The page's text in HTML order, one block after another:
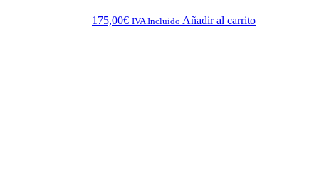
175,00€ IVA Incluido Añadir al carrito